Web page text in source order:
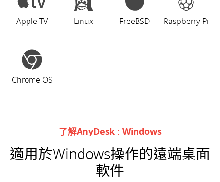
Apple TV Linux FreeBSD Raspberry Pi
Chrome OS
了解AnyDesk : Windows
適用於Windows操作的遠端桌面
軟件